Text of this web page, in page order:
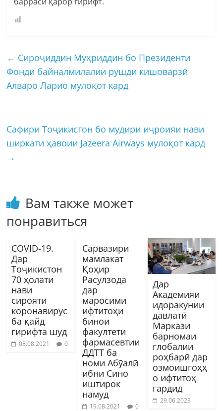
← Сироҷиддин Муҳриддин бо Президенти
Фонди байналмилалии рушди кишоварзӣ
Алваро Ларио мулоқот кард
Сафири Тоҷикистон бо мудири иҷроияи нави
ширкати ҳавоии Jazeera Airways мулоқот кард
→
Вам также может
понравиться
COVID-19.
Дар
Тоҷикистон
70 ҳолати
нави
сирояти
коронавирус
ба қайд
гирифта шуд
08.08.2021 0
Сарвазири
мамлакат
Қоҳир
Расулзода
дар
маросими
ифтитоҳи
бинои
факултети
фармасевтии
ДДТТ ба
номи Абӯалӣ
ибни Сино
иштирок
намуд
19.08.2021 0
Дар
Академияи
идоракунии
давлатӣ
Маркази
барномаи
глобалии
роҳбарӣ дар
озмоишгоҳҳ
о ифтитоҳ
гардид
29.06.2023